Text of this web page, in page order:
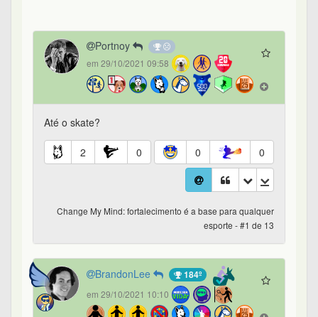
Portnoy
em 29/10/2021 09:58
Até o skate?
2 0 0 0
Change My Mind: fortalecimento é a base para qualquer
esporte - #1 de 13
BrandonLee 184º
em 29/10/2021 10:10